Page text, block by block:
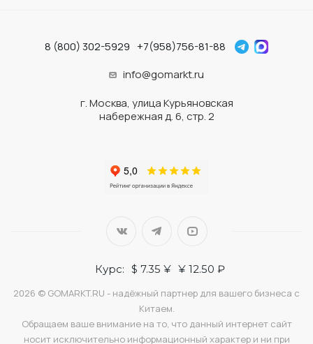
8 (800) 302-5929 +7(958)756-81-88
info@gomarkt.ru
г. Москва, улица Курьяновская
набережная д. 6, стр. 2
Курс: $ 7.35 ¥ ¥ 12.50 ₽
2026 © GOMARKT.RU - надёжный партнер для вашего бизнеса с
Китаем.
Обращаем ваше внимание на то, что данный интернет сайт
носит исключительно информационный характер и ни при